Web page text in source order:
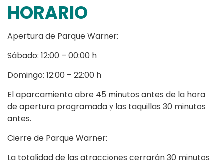
HORARIO
Apertura de Parque Warner:
Sábado: 12:00 – 00:00 h
Domingo: 12:00 – 22:00 h
El aparcamiento abre 45 minutos antes de la hora
de apertura programada y las taquillas 30 minutos
antes.
Cierre de Parque Warner:
La totalidad de las atracciones cerrarán 30 minutos